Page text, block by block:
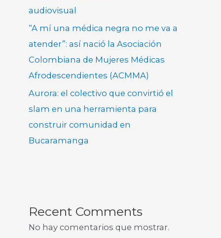
audiovisual
“A mí una médica negra no me va a
atender”: así nació la Asociación
Colombiana de Mujeres Médicas
Afrodescendientes (ACMMA)
Aurora: el colectivo que convirtió el
slam en una herramienta para
construir comunidad en
Bucaramanga
Recent Comments
No hay comentarios que mostrar.